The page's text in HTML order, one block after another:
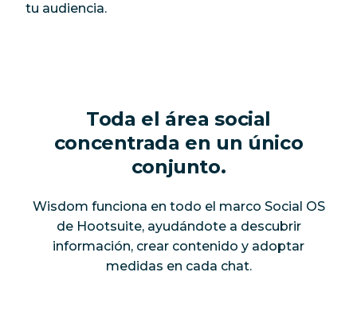
tu audiencia.
Toda el área social
concentrada en un único
conjunto.
Wisdom funciona en todo el marco Social OS
de Hootsuite, ayudándote a descubrir
información, crear contenido y adoptar
medidas en cada chat.